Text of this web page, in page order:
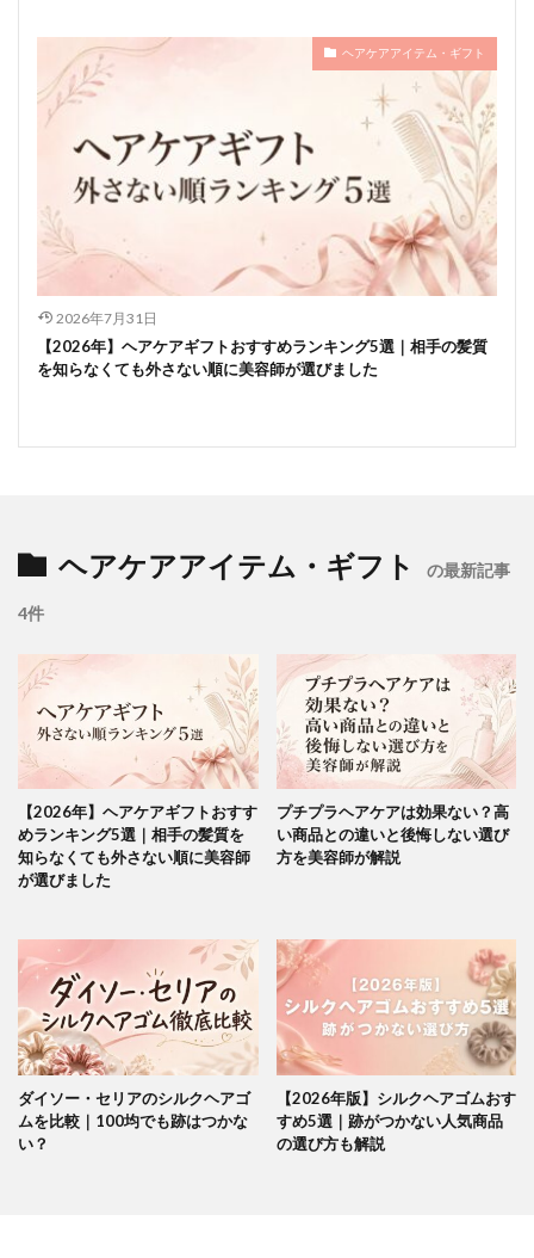
ヘアケアアイテム・ギフト
2026年7月31日
【2026年】ヘアケアギフトおすすめランキング5選｜相手の髪質
を知らなくても外さない順に美容師が選びました
ヘアケアアイテム・ギフト の最新記事
4件
【2026年】ヘアケアギフトおすす
めランキング5選｜相手の髪質を
知らなくても外さない順に美容師
が選びました
プチプラヘアケアは効果ない？高
い商品との違いと後悔しない選び
方を美容師が解説
ダイソー・セリアのシルクヘアゴ
ムを比較｜100均でも跡はつかな
い？
【2026年版】シルクヘアゴムおす
すめ5選｜跡がつかない人気商品
の選び方も解説